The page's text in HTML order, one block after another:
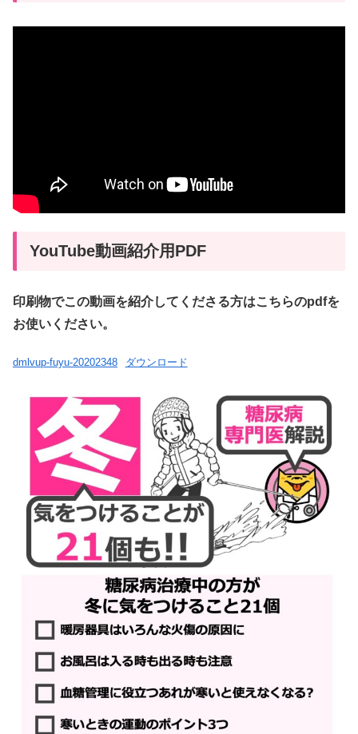
YouTube動画紹介用PDF
印刷物でこの動画を紹介してくださる方はこちらのpdfを
お使いください。
dmlvup-fuyu-20202348 ダウンロード